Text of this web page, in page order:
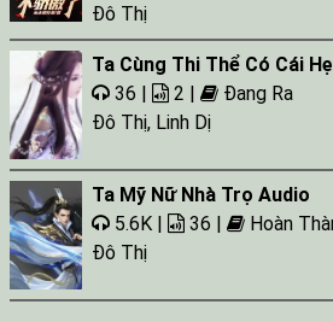
Đô Thị
Ta Cùng Thi Thể Có Cái
36 |
2 |
Đang Ra
Đô Thị, Linh Dị
Ta Mỹ Nữ Nhà Trọ Audio
5.6K |
36 |
Hoàn
Đô Thị